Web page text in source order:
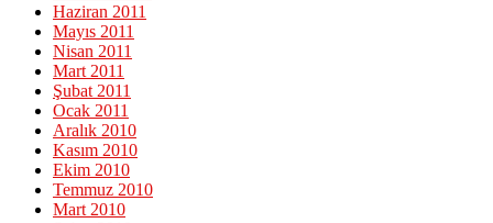
Haziran 2011
Mayıs 2011
Nisan 2011
Mart 2011
Şubat 2011
Ocak 2011
Aralık 2010
Kasım 2010
Ekim 2010
Temmuz 2010
Mart 2010